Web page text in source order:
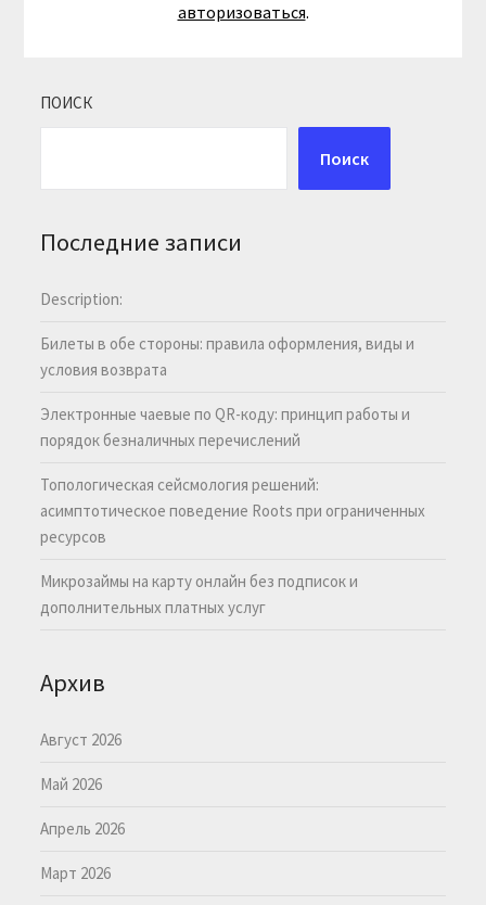
авторизоваться.
ПОИСК
Поиск
Последние записи
Description:
Билеты в обе стороны: правила оформления, виды и
условия возврата
Электронные чаевые по QR-коду: принцип работы и
порядок безналичных перечислений
Топологическая сейсмология решений:
асимптотическое поведение Roots при ограниченных
ресурсов
Микрозаймы на карту онлайн без подписок и
дополнительных платных услуг
Архив
Август 2026
Май 2026
Апрель 2026
Март 2026